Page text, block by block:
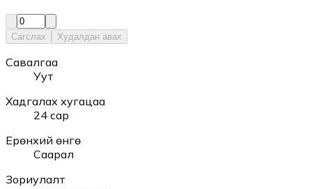
Сагслах Худалдан авах
Савалгаа
Уут
Хадгалах хугацаа
24 сар
Ерөнхий өнгө
Саарал
Зориулалт